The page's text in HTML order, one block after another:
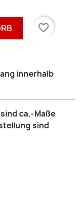
favorite_border
innerhalb
ca.-Maße
sind